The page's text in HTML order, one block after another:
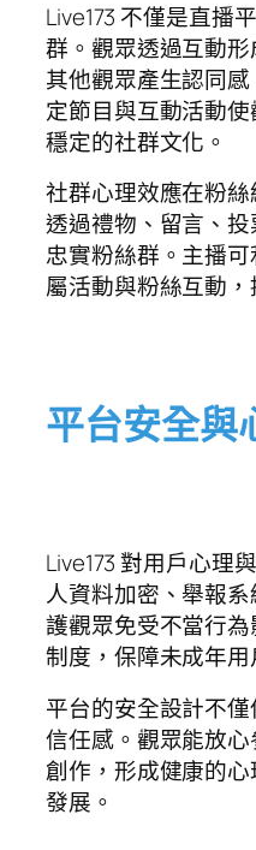
Live173 不僅是直播
群。觀眾透過互動
其他觀眾產生認同
定節目與互動活動
穩定的社群文化。
社群心理效應在粉
透過禮物、留言、
忠實粉絲群。主播
屬活動與粉絲互動
平台安全與
Live173 對用戶心理
人資料加密、舉報
護觀眾免受不當行
制度，保障未成年
平台的安全設計不
信任感。觀眾能放
創作，形成健康的
發展。